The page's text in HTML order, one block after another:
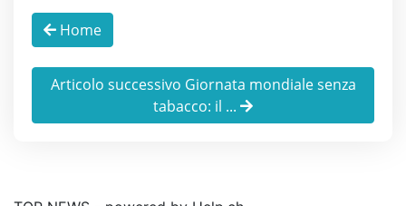
Home
Articolo successivo Giornata mondiale senza
tabacco: il ...